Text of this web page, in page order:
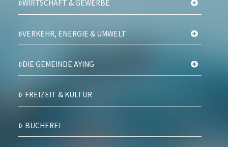
WIRTSCHAFT & GEWERBE
VERKEHR, ENERGIE & UMWELT
DIE GEMEINDE AYING
FREIZEIT & KULTUR
BÜCHEREI